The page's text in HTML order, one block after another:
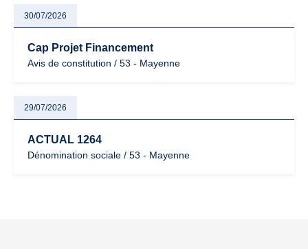
30/07/2026
Cap Projet Financement
Avis de constitution / 53 - Mayenne
29/07/2026
ACTUAL 1264
Dénomination sociale / 53 - Mayenne